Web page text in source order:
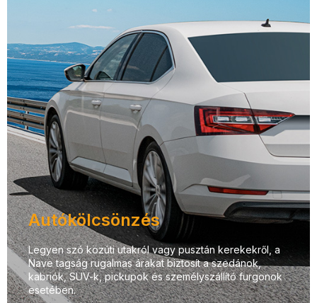
Autókölcsönzés
Legyen szó közúti utakról vagy pusztán kerekekről, a
Nave tagság rugalmas árakat biztosít a szedánok,
kabriók, SUV-k, pickupok és személyszállító furgonok
esetében.